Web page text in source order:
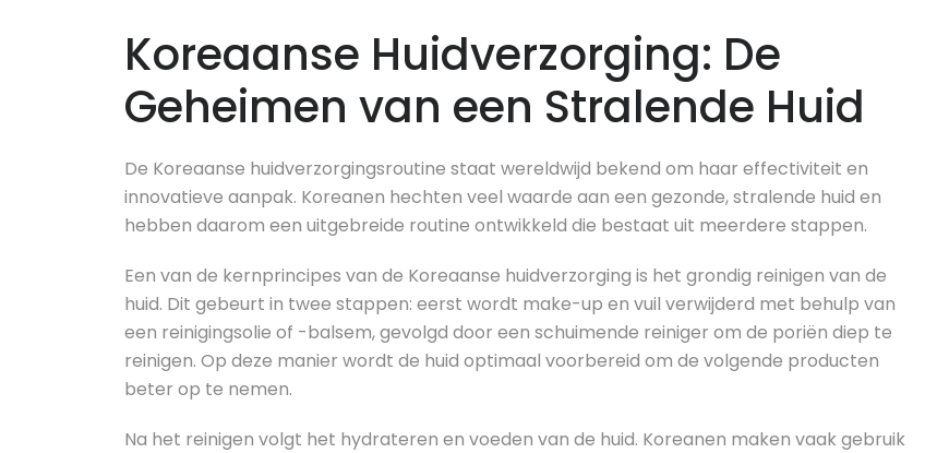
Koreaanse Huidverzorging: De
Geheimen van een Stralende Huid
De Koreaanse huidverzorgingsroutine staat wereldwijd bekend om haar effectiviteit en
innovatieve aanpak. Koreanen hechten veel waarde aan een gezonde, stralende huid en
hebben daarom een uitgebreide routine ontwikkeld die bestaat uit meerdere stappen.
Een van de kernprincipes van de Koreaanse huidverzorging is het grondig reinigen van de
huid. Dit gebeurt in twee stappen: eerst wordt make-up en vuil verwijderd met behulp van
een reinigingsolie of -balsem, gevolgd door een schuimende reiniger om de poriën diep te
reinigen. Op deze manier wordt de huid optimaal voorbereid om de volgende producten
beter op te nemen.
Na het reinigen volgt het hydrateren en voeden van de huid. Koreanen maken vaak gebruik